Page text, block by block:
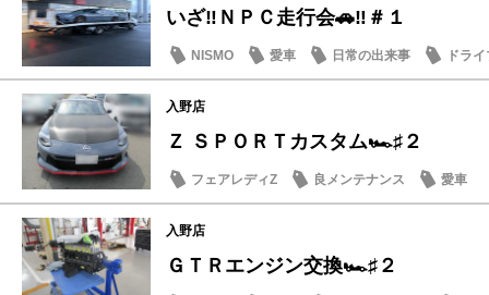
いざ‼️ＮＰＣ走行会🚗‼️＃１
NISMO 愛車 日常の出来事 ドラ
入野店
Ｚ ＳＰＯＲＴカスタム🏎️♯２
フェアレディZ 良メンテナンス 愛車
入野店
ＧＴＲエンジン交換🏎️♯２